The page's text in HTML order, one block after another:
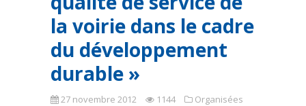
la voirie dans le cadre
du développement
durable »
27 novembre 2012 1144
Organisées